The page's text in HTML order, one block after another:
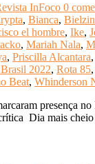
InFoco 0
, Bianca, Bielzin
el hombre, Ike,
, Mariah Nala,
, Priscilla Alcantara,
2022, Rota 85,
Beat, Whinderson
presença no
Dia mais